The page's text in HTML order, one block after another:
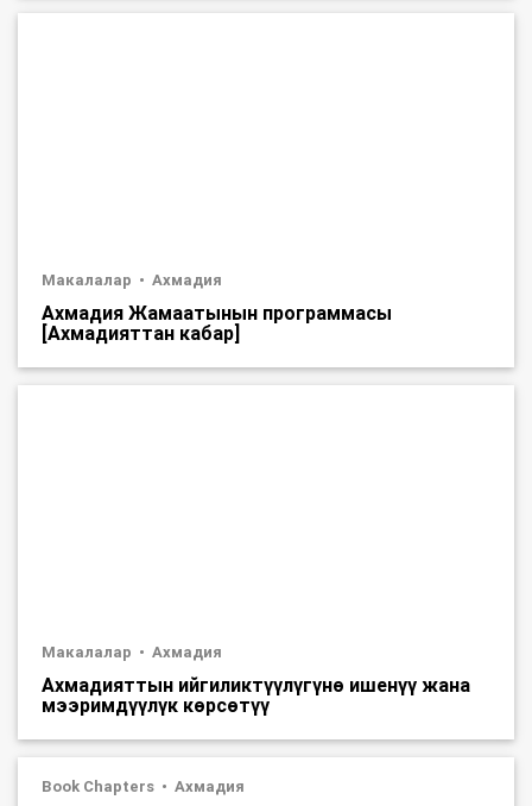
Макалалар Ахмадия
Ахмадия Жамаатынын программасы
[Ахмадияттан кабар]
Макалалар Ахмадия
Ахмадияттын ийгиликтүүлүгүнө ишенүү жана
мээримдүүлүк көрсөтүү
Book Chapters Ахмадия